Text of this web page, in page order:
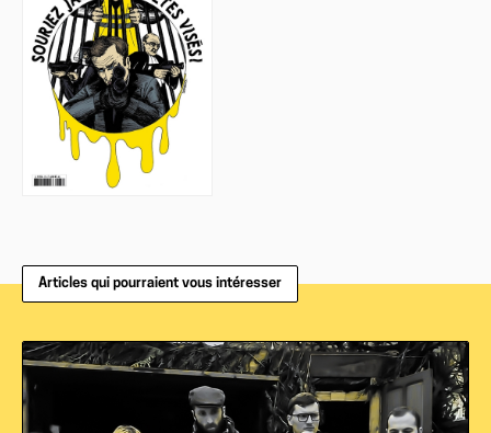
Articles qui pourraient vous intéresser